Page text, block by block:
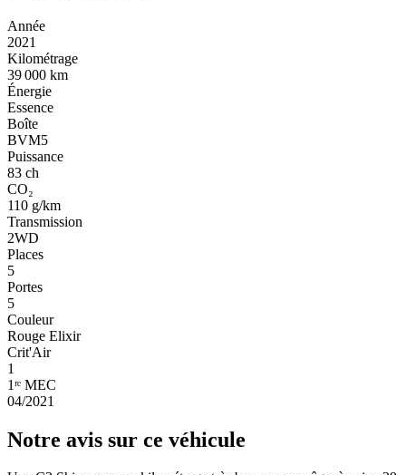
Année
2021
Kilométrage
39 000 km
Énergie
Essence
Boîte
BVM5
Puissance
83 ch
CO₂
110 g/km
Transmission
2WD
Places
5
Portes
5
Couleur
Rouge Elixir
Crit'Air
1
1ʳᵉ MEC
04/2021
Notre avis sur ce véhicule